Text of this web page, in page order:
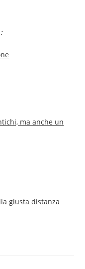
ma anche un
giusta distanza